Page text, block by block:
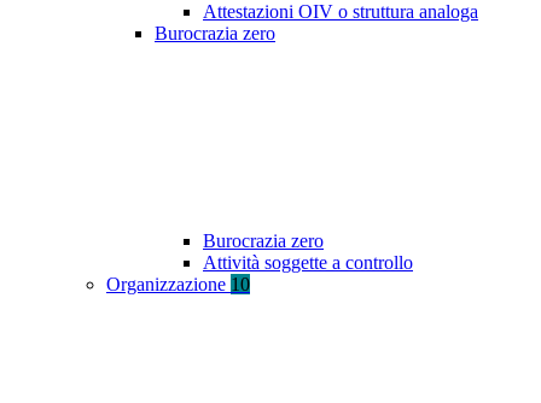
Attestazioni OIV o struttura analoga
Burocrazia zero
Burocrazia zero
Attività soggette a controllo
Organizzazione 10